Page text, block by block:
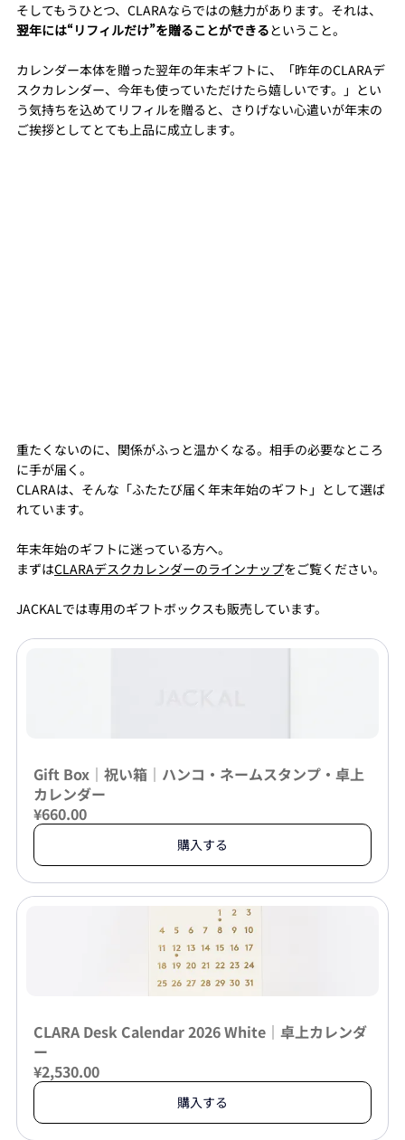
そしてもうひとつ、CLARAならではの魅力があります。それは、
翌年には“リフィルだけ”を贈ることができるということ。
カレンダー本体を贈った翌年の年末ギフトに、「昨年のCLARAデ
スクカレンダー、今年も使っていただけたら嬉しいです。」とい
う気持ちを込めてリフィルを贈ると、さりげない心遣いが年末の
ご挨拶としてとても上品に成立します。
重たくないのに、関係がふっと温かくなる。相手の必要なところ
に手が届く。
CLARAは、そんな「ふたたび届く年末年始のギフト」として選ば
れています。
年末年始のギフトに迷っている方へ。
まずはCLARAデスクカレンダーのラインナップをご覧ください。
JACKALでは専用のギフトボックスも販売しています。
Gift Box｜祝い箱｜ハンコ・ネームスタンプ・卓上
カレンダー
¥660.00
購入する
CLARA Desk Calendar 2026 White｜卓上カレンダ
ー
¥2,530.00
購入する